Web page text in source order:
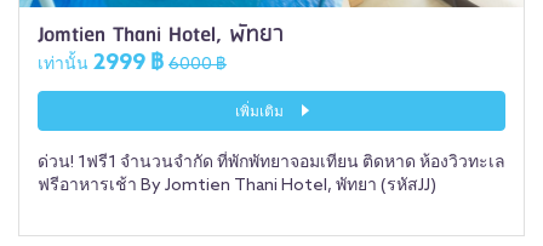
Jomtien Thani Hotel, พัทยา
เท่านั้น 2999 ฿ 6000 ฿
เพิ่มเติม
ด่วน! 1ฟรี1 จำนวนจำกัด ที่พักพัทยาจอมเทียน ติดหาด ห้องวิวทะเล
ฟรีอาหารเช้า By Jomtien Thani Hotel, พัทยา (รหัสJJ)